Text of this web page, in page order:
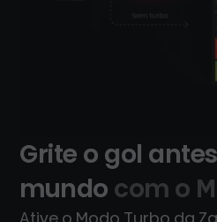
Grite o gol
mundo com o
Ative o Modo Turbo da